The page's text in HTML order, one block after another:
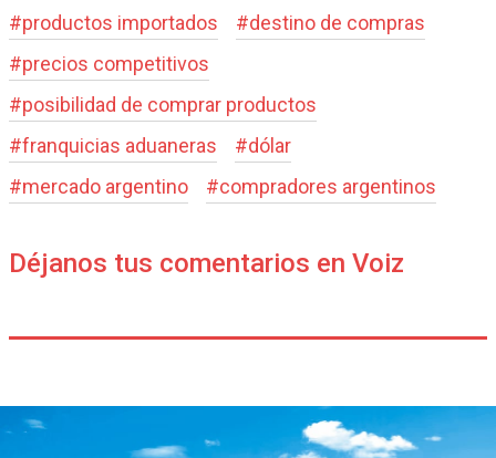
#productos importados #destino de compras
#precios competitivos
#posibilidad de comprar productos
#franquicias aduaneras #dólar
#mercado argentino #compradores argentinos
Déjanos tus comentarios en Voiz